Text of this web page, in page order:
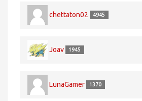
chettaton02 4945
Joav 1945
LunaGamer 1370